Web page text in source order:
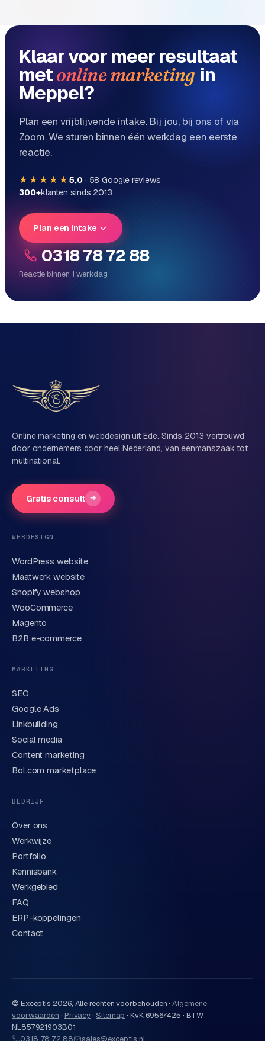
Klaar voor meer resultaat
metonline marketing in
Meppel?
Plan een vrijblijvende intake. Bij jou, bij ons of via
Zoom. We sturen binnen één werkdag een eerste
reactie.
★★★★★ 5,0· 58 Google reviews
300+klanten sinds 2013
Plan een intake
0318 78 72 88
Reactie binnen 1 werkdag
Direct persoonlijk contact, geen ticketsysteem
Vertel ons over je project
Naam
Bedrijfsnaam
Telefoonnummer(optioneel)
Korte omschrijving van je vraag of project
Verstuur aanvraag
We behandelen je gegevens zorgvuldig conform onze
privacyverklaring. Of bel direct
Online marketing en webdesign uit Ede. Sinds 2013 vertrouwd
door ondernemers door heel Nederland, van eenmanszaak tot
multinational.
Gratis consult →
WEBDESIGN
WordPress website
Maatwerk website
Shopify webshop
WooCommerce
Magento
B2B e-commerce
MARKETING
SEO
Google Ads
Linkbuilding
Social media
Content marketing
Bol.com marketplace
BEDRIJF
Over ons
Werkwijze
Portfolio
Kennisbank
Werkgebied
FAQ
ERP-koppelingen
Contact
© Exceptis 2026, Alle rechten voorbehouden · Algemene
voorwaarden · Privacy· Sitemap ·KvK 69567425 · BTW
NL857921903B01
0318 78 72 88
sales@exceptis.nl